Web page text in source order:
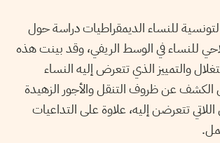
للنساء الديمقراطيات دراسة حول
للنساء في الوسط الريفي، وقد بينت هذه
والتمييز الذي تتعرض إليه النساء
الكشف عن ظروف التنقل والأجور الزهيدة
اللاتي تتعرضن إليه، علاوة على التداعيات